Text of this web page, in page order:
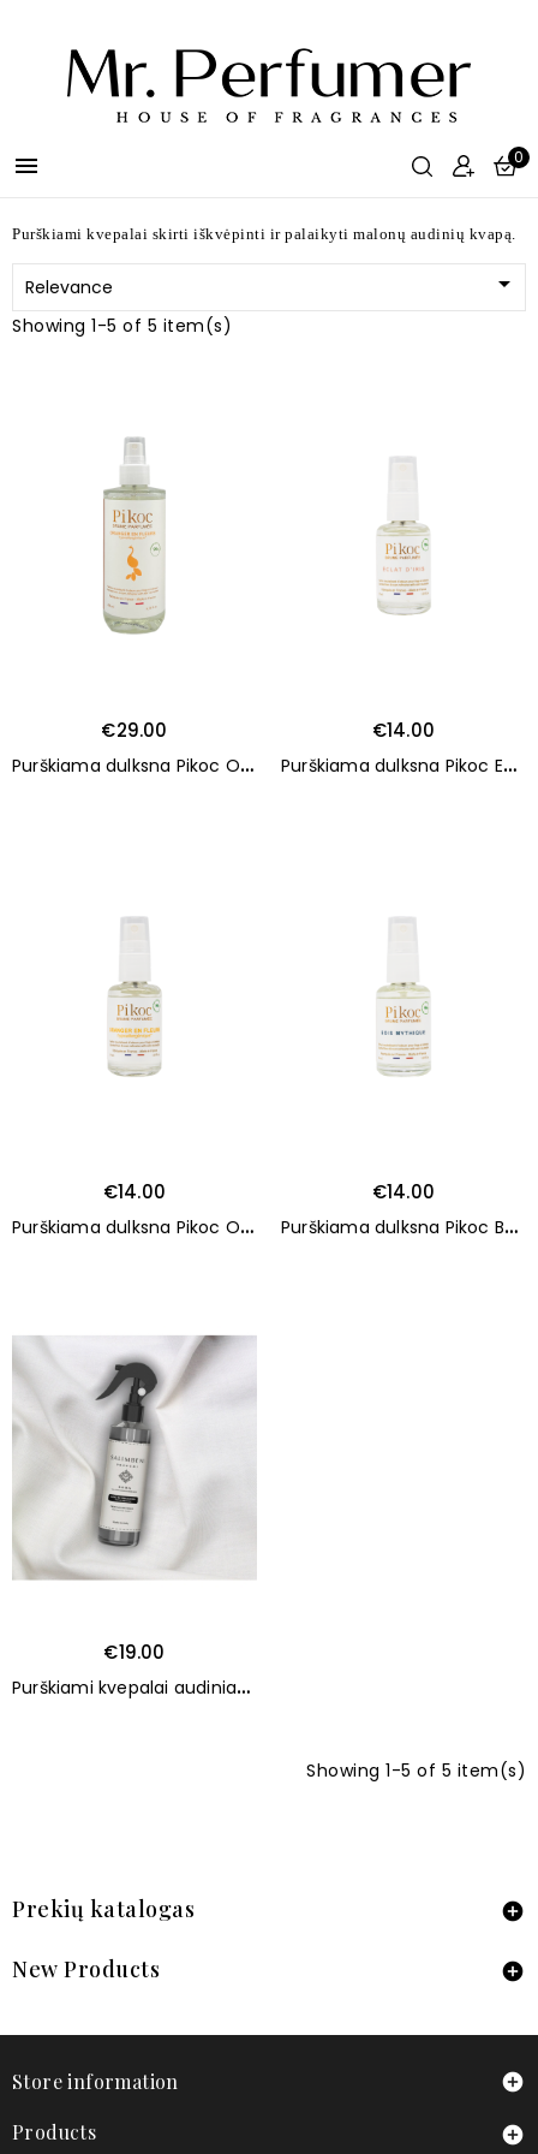
 0
Purškiami kvepalai skirti iškvėpinti ir palaikyti malonų audinių kvapą.
Relevance 
Showing 1-5 of 5 item(s)
€29.00
P
urškiama dulksna Pikoc ORANGER EN FLEURS 200 ml
€14.00
P
urškiama dulksna Pikoc ECLAT D'IRIS 30 ml
€14.00
P
urškiama dulksna Pikoc ORANGER EN FLEURS 30 ml
€14.00
P
urškiama dulksna Pikoc BOIS MYTHIQUE 30 ml
€19.00
P
urškiami kvepalai audiniams LINEN IN SPRING Salimbeni 250ml
Showing 1-5 of 5 item(s)
Prekių katalogas 
New Products 
Store information 
Products 